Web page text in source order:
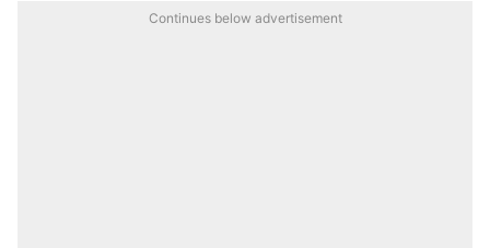
Continues below advertisement